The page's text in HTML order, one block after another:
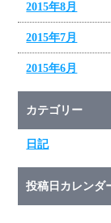
2015年8月
2015年7月
2015年6月
カテゴリー
日記
投稿日カレンダ